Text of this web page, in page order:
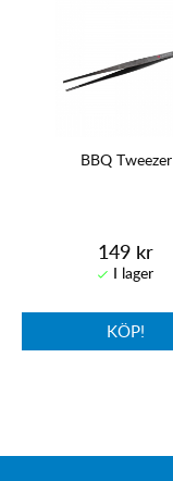
BBQ Tweezer
149 kr
KÖP!